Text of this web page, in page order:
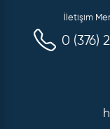
İletişim
0 (376)